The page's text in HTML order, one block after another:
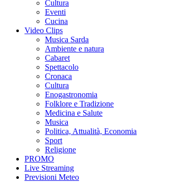
Cultura
Eventi
Cucina
Video Clips
Musica Sarda
Ambiente e natura
Cabaret
Spettacolo
Cronaca
Cultura
Enogastronomia
Folklore e Tradizione
Medicina e Salute
Musica
Politica, Attualità, Economia
Sport
Religione
PROMO
Live Streaming
Previsioni Meteo